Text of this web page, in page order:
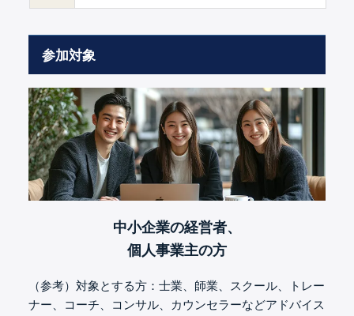
参加対象
中小企業の経営者、
個人事業主の方
（参考）対象とする方：士業、師業、スクール、トレー
ナー、コーチ、コンサル、カウンセラーなどアドバイス